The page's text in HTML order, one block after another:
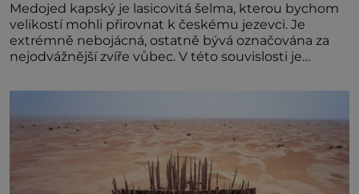
Medojed kapský je lasicovitá šelma, kterou bychom
velikostí mohli přirovnat k českému jezevci. Je
extrémně nebojácná, ostatně bývá označována za
nejodvážnější zvíře vůbec. V této souvislosti je